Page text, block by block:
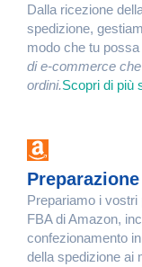
Dalla ricezione
spedizione,
modo che tu
di e-commerce
ordini.Scopri di più
Prepariamo i
FBA di Amazon,
confezionamento
della spedizione ai